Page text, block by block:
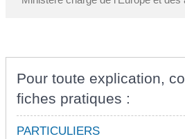
Pour toute explication,
fiches pratiques :
PARTICULIERS